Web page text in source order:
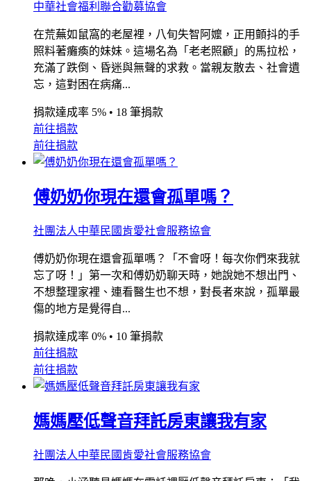
中華社會福利聯合勸募協會
在荒蕪如鼠窩的老屋裡，八旬失智阿嬤，正用顫抖的手
照料著癱瘓的妹妹。這場名為「老老照顧」的馬拉松，
充滿了跌倒、昏迷與無聲的求救。當親友散去、社會遺
忘，這對困在病痛...
捐款達成率 5% • 18 筆捐款
前往捐款
前往捐款
傅奶奶你現在還會孤單嗎？
社團法人中華民國肯愛社會服務協會
傅奶奶你現在還會孤單嗎？「不會呀！每次你們來我就
忘了呀！」第一次和傅奶奶聊天時，她說她不想出門、
不想整理家裡、連看醫生也不想，對長者來說，孤單最
傷的地方是覺得自...
捐款達成率 0% • 10 筆捐款
前往捐款
前往捐款
媽媽壓低聲音拜託房東讓我有家
社團法人中華民國肯愛社會服務協會